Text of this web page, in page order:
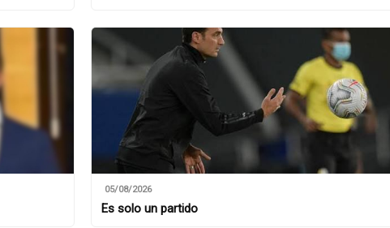
05/08/2026
Es solo un partido